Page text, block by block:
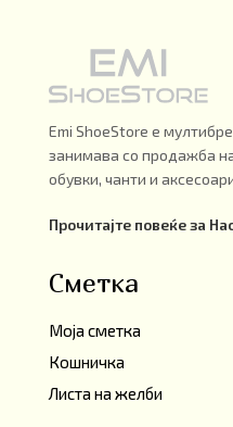
Emi ShoeStore е
занимава со продажба
обувки, чанти и
Прочитајте повеќе за
Сметка
Моја сметка
Кошничка
Листа на желби